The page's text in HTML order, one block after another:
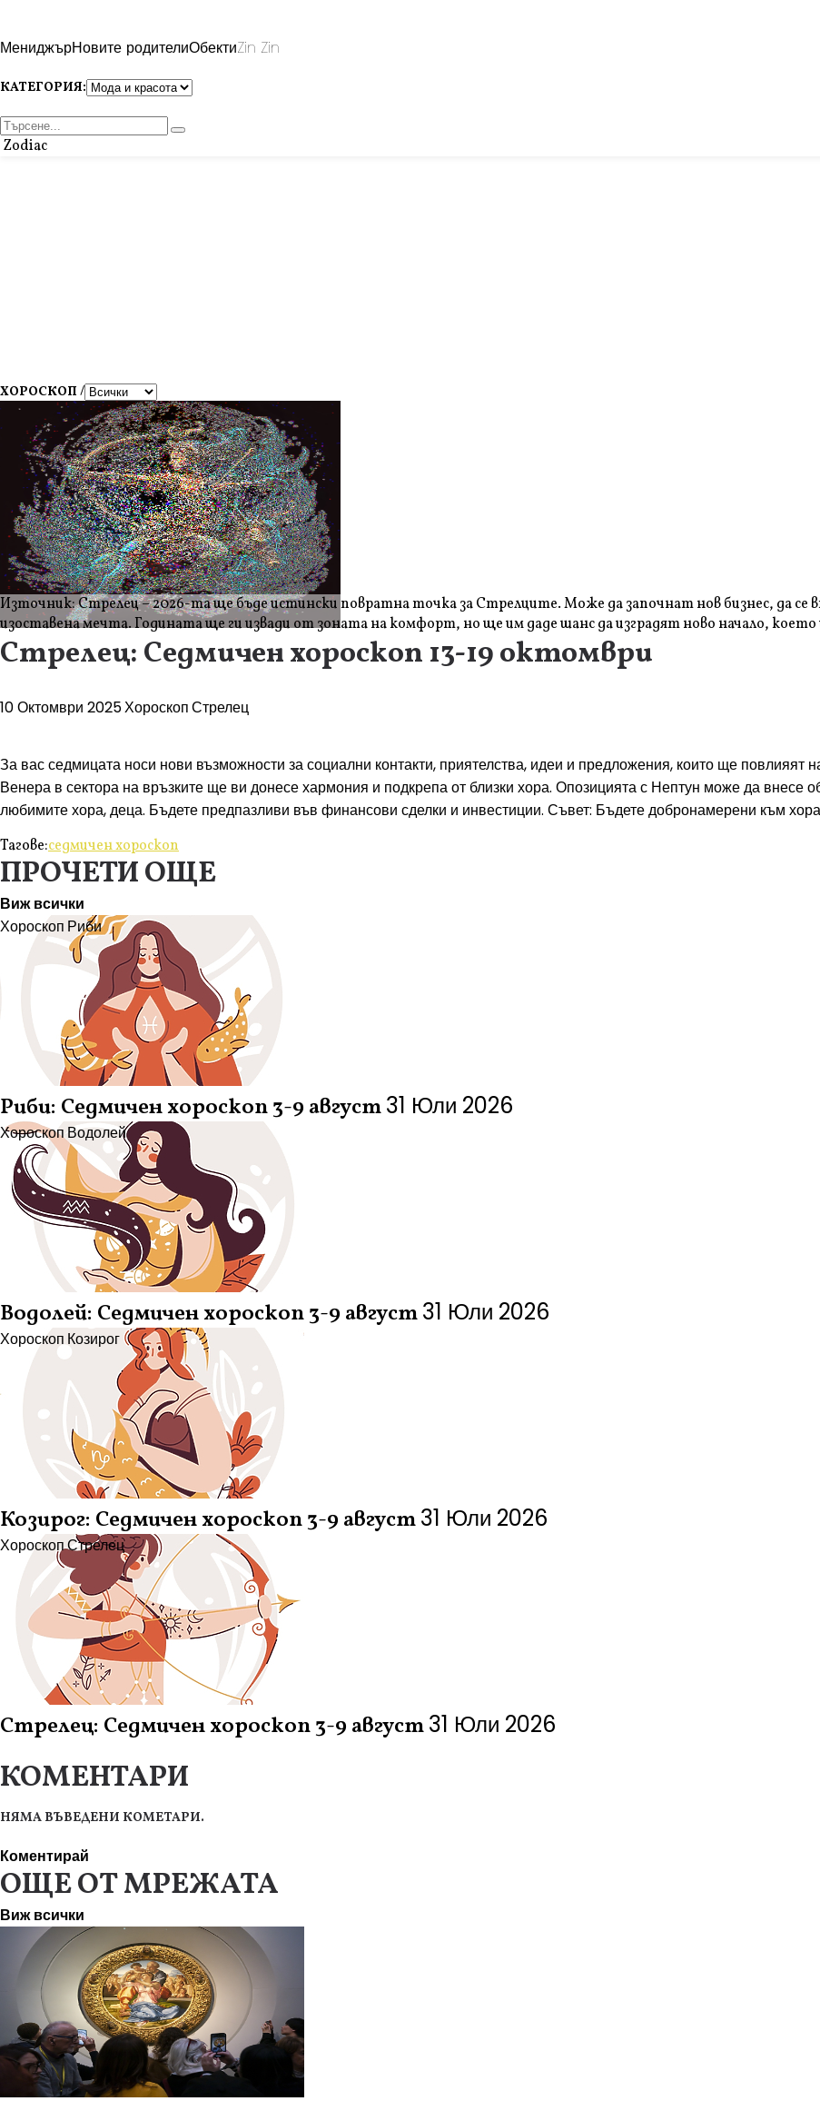
МениджърНовите родителиОбектиZin Zin
КАТЕГОРИЯ:
Zodiac
ХОРОСКОП /
Източник: Стрелец – 2026-та ще бъде истински повратна точка за Стрелците. Може да започнат нов бизнес, да се
изоставена мечта. Годината ще ги извади от зоната на комфорт, но ще им даде шанс да изградят ново начало,
Стрелец: Седмичен хороскоп 13-19 октомври
10 Октомври 2025ХороскопСтрелец
За вас седмицата носи нови възможности за социални контакти, приятелства, идеи и предложения, които ще повлияят
Венера в сектора на връзките ще ви донесе хармония и подкрепа от близки хора. Опозицията с Нептун може да
любимите хора, деца. Бъдете предпазливи във финансови сделки и инвестиции. Съвет: Бъдете добронамерени към
Тагове:седмичен хороскоп
ПРОЧЕТИ ОЩЕ
Виж всички
Хороскоп Риби
Риби: Седмичен хороскоп 3-9 август31 Юли 2026
ХороскопВодолей
Водолей: Седмичен хороскоп 3-9 август31 Юли 2026
Хороскоп Козирог
Козирог: Седмичен хороскоп 3-9 август31 Юли 2026
ХороскопСтрелец
Стрелец: Седмичен хороскоп 3-9 август31 Юли 2026
КОМЕНТАРИ
НЯМА ВЪВЕДЕНИ КОМЕТАРИ.
Коментирай
ОЩЕ ОТ МРЕЖАТА
Виж всички